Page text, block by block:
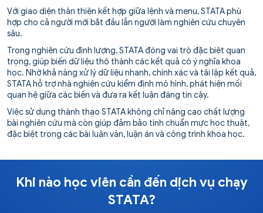
Với giao diện thân thiện kết hợp giữa lệnh và menu, STATA phù
hợp cho cả người mới bắt đầu lẫn người làm nghiên cứu chuyên
sâu.
Trong nghiên cứu định lượng, STATA đóng vai trò đặc biệt quan
trọng, giúp biến dữ liệu thô thành các kết quả có ý nghĩa khoa
học. Nhờ khả năng xử lý dữ liệu nhanh, chính xác và tái lập kết quả,
STATA hỗ trợ nhà nghiên cứu kiểm định mô hình, phát hiện mối
quan hệ giữa các biến và đưa ra kết luận đáng tin cậy.
Việc sử dụng thành thạo STATA không chỉ nâng cao chất lượng
bài nghiên cứu mà còn giúp đảm bảo tính chuẩn mực học thuật,
đặc biệt trong các bài luận văn, luận án và công trình khoa học.
Khi nào học viên cần đến dịch vụ chạy
STATA?